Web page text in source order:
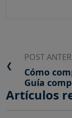
❮
POST
Cómo
Guía
Artículos